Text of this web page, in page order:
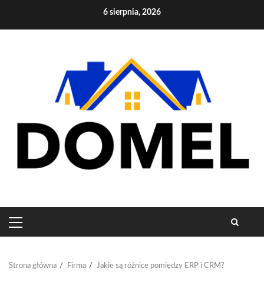
6 sierpnia, 2026
PRIMARY
MENU
Strona główna Firma Jakie są różnice pomiędzy ERP i CRM?